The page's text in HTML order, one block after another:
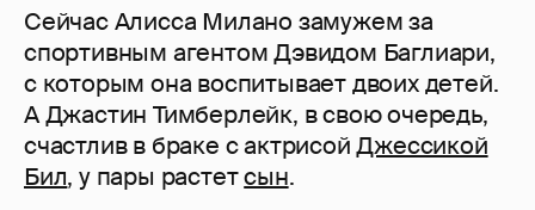
Сейчас Алисса Милано замужем за
спортивным агентом Дэвидом Баглиари,
с которым она воспитывает двоих детей.
А Джастин Тимберлейк, в свою очередь,
счастлив в браке с актрисойДжессикой
Бил, у пары растетсын.